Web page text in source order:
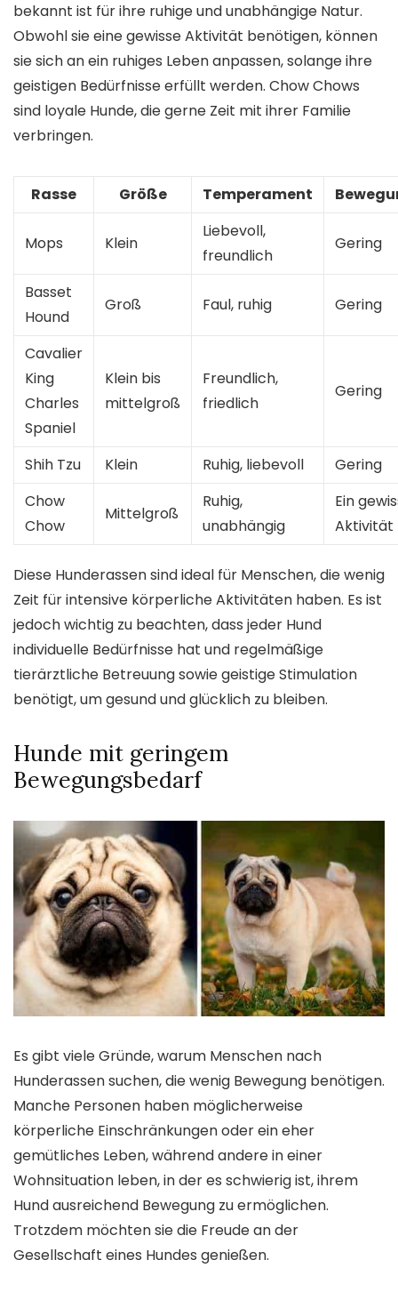
bekannt ist für ihre ruhige und unabhängige Natur.
Obwohl sie eine gewisse Aktivität benötigen, können
sie sich an ein ruhiges Leben anpassen, solange ihre
geistigen Bedürfnisse erfüllt werden. Chow Chows
sind loyale Hunde, die gerne Zeit mit ihrer Familie
verbringen.
Rasse Größe Temperament
Mops Klein
Liebevoll,
freundlich
Gering
Basset
Hound
Groß Faul, ruhig Gering
Cavalier
King
Charles
Spaniel
Klein bis
mittelgroß
Freundlich,
friedlich
Gering
Shih Tzu Klein Ruhig, liebevoll
Gering
Chow
Chow
Mittelgroß
Ruhig,
unabhängig
Ein
Aktivität
Diese Hunderassen sind ideal für Menschen, die wenig
Zeit für intensive körperliche Aktivitäten haben. Es ist
jedoch wichtig zu beachten, dass jeder Hund
individuelle Bedürfnisse hat und regelmäßige
tierärztliche Betreuung sowie geistige Stimulation
benötigt, um gesund und glücklich zu bleiben.
Hunde mit geringem
Bewegungsbedarf
Es gibt viele Gründe, warum Menschen nach
Hunderassen suchen, die wenig Bewegung benötigen.
Manche Personen haben möglicherweise
körperliche Einschränkungen oder ein eher
gemütliches Leben, während andere in einer
Wohnsituation leben, in der es schwierig ist, ihrem
Hund ausreichend Bewegung zu ermöglichen.
Trotzdem möchten sie die Freude an der
Gesellschaft eines Hundes genießen.